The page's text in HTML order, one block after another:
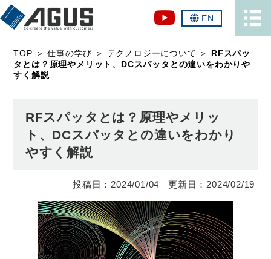
EN
TOP ＞仕事の学び ＞ テクノロジーについて ＞ RFスパッ
タとは？原理やメリット、DCスパッタとの違いをわかりや
すく解説
RFスパッタとは？原理やメリッ
ト、DCスパッタとの違いをわかり
やすく解説
2024/01/04 2024/02/19